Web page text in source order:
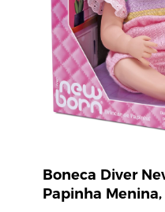
Boneca Diver
Papinha Menina,